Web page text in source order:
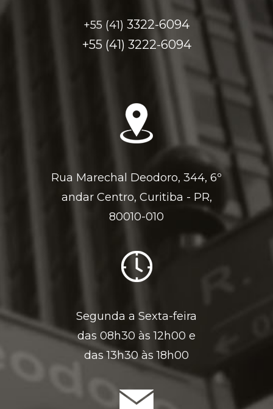
+55 (41) 3322-6094
+55 (41) 3222-6094
Rua Marechal Deodoro, 344, 6º
andar Centro, Curitiba - PR,
80010-010
Segunda a Sexta-feira
das 08h30 às 12h00 e
das 13h30 às 18h00